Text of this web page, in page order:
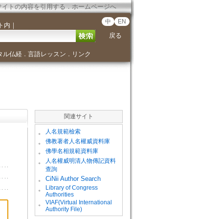
イトの内容を引用する．ホームページへ
内 ｜ 中 EN
戻る
ル仏経． 言語レッスン ． リンク
関連サイト
。 人名規範檢索
。 佛教著者人名權威資料庫
。 佛學名相規範資料庫
。
人名權威明清人物傳記資料
查詢
。
CiNii Author Search
。
Library of Congress
Authorities
。
VIAF(Virtual International
Authority File)